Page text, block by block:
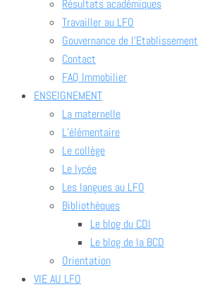
Résultats académiques
Travailler au LFO
Gouvernance de l’Etablissement
Contact
FAQ Immobilier
ENSEIGNEMENT
La maternelle
L’élémentaire
Le collège
Le lycée
Les langues au LFO
Bibliothèques
Le blog du CDI
Le blog de la BCD
Orientation
VIE AU LFO